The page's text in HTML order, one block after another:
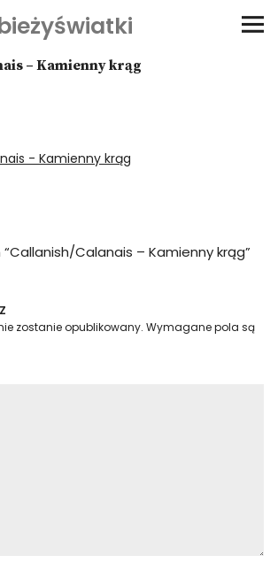
ściany
– Kamienny krąg
Callanish/Calanais – Kamienny krąg”
zostanie opublikowany. Wymagane pola są